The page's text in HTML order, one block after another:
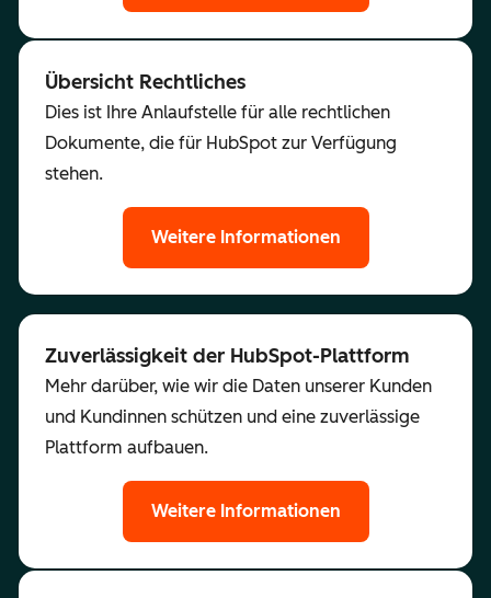
Übersicht Rechtliches
Dies ist Ihre Anlaufstelle für alle rechtlichen
Dokumente, die für HubSpot zur Verfügung
stehen.
Weitere Informationen
Zuverlässigkeit der HubSpot-Plattform
Mehr darüber, wie wir die Daten unserer Kunden
und Kundinnen schützen und eine zuverlässige
Plattform aufbauen.
Weitere Informationen